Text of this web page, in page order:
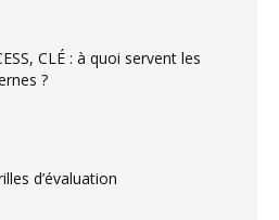
CLÉ : à quoi servent les
?
d’évaluation